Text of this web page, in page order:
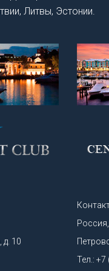
проекта
первый
либо
задачи —
во
либо
лодкой
Литвы, Эстонии.
10
Тел.: +7